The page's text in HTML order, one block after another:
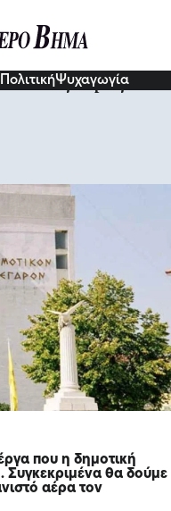
ΠολιτικήΨυχαγωγία
αέρας» το
που η δημοτική
Συγκεκριμένα θα δούμε
αέρα τον